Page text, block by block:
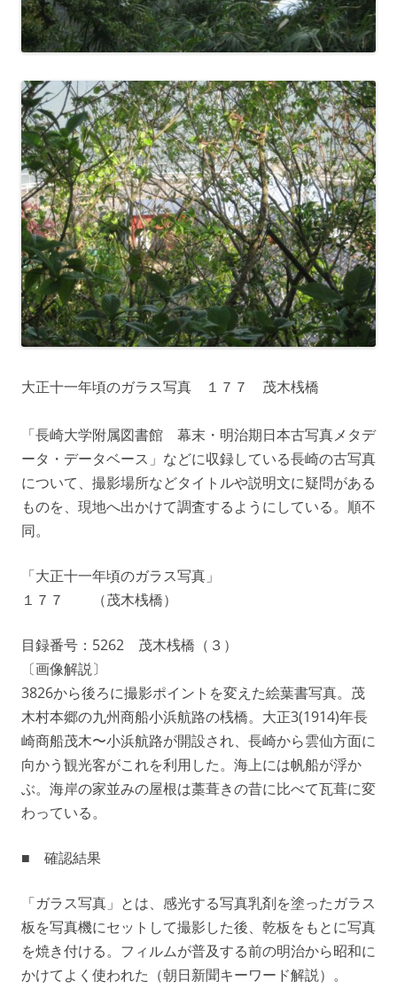
大正十一年頃のガラス写真 １７７ 茂木桟橋
「長崎大学附属図書館 幕末・明治期日本古写真メタデ
ータ・データベース」などに収録している長崎の古写真
について、撮影場所などタイトルや説明文に疑問がある
ものを、現地へ出かけて調査するようにしている。順不
同。
「大正十一年頃のガラス写真」
１７７ （茂木桟橋）
目録番号：5262 茂木桟橋（３）
〔画像解説〕
3826から後ろに撮影ポイントを変えた絵葉書写真。茂
木村本郷の九州商船小浜航路の桟橋。大正3(1914)年長
崎商船茂木〜小浜航路が開設され、長崎から雲仙方面に
向かう観光客がこれを利用した。海上には帆船が浮か
ぶ。海岸の家並みの屋根は藁葺きの昔に比べて瓦葺に変
わっている。
■ 確認結果
「ガラス写真」とは、感光する写真乳剤を塗ったガラス
板を写真機にセットして撮影した後、乾板をもとに写真
を焼き付ける。フィルムが普及する前の明治から昭和に
かけてよく使われた（朝日新聞キーワード解説）。